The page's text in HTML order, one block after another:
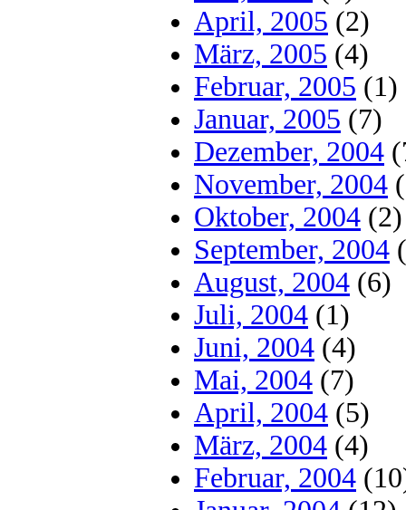
April, 2005 (2)
März, 2005 (4)
Februar, 2005 (1)
Januar, 2005 (7)
Dezember, 2004
November, 2004
Oktober, 2004 (2)
September, 2004
August, 2004 (6)
Juli, 2004 (1)
Juni, 2004 (4)
Mai, 2004 (7)
April, 2004 (5)
März, 2004 (4)
Februar, 2004